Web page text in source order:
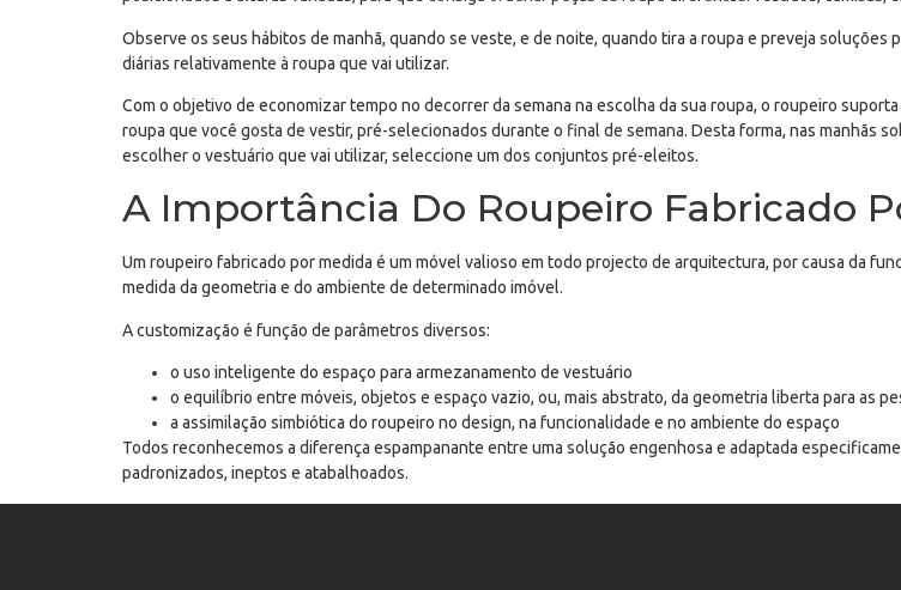
Observe os seus hábitos de manhã, quando se veste, e de noite, quando tira a roupa e preveja
diárias relativamente à roupa que vai utilizar.
Com o objetivo de economizar tempo no decorrer da semana na escolha da sua roupa, o roupeiro
roupa que você gosta de vestir, pré-selecionados durante o final de semana. Desta forma, nas manhãs
escolher o vestuário que vai utilizar, seleccione um dos conjuntos pré-eleitos.
A Importância Do Roupeiro Fabricado
Um roupeiro fabricado por medida é um móvel valioso em todo projecto de arquitectura, por causa da
medida da geometria e do ambiente de determinado imóvel.
A customização é função de parâmetros diversos:
o uso inteligente do espaço para armezanamento de vestuário
o equilíbrio entre móveis, objetos e espaço vazio, ou, mais abstrato, da geometria liberta para as
a assimilação simbiótica do roupeiro no design, na funcionalidade e no ambiente do espaço
Todos reconhecemos a diferença espampanante entre uma solução engenhosa e adaptada
padronizados, ineptos e atabalhoados.